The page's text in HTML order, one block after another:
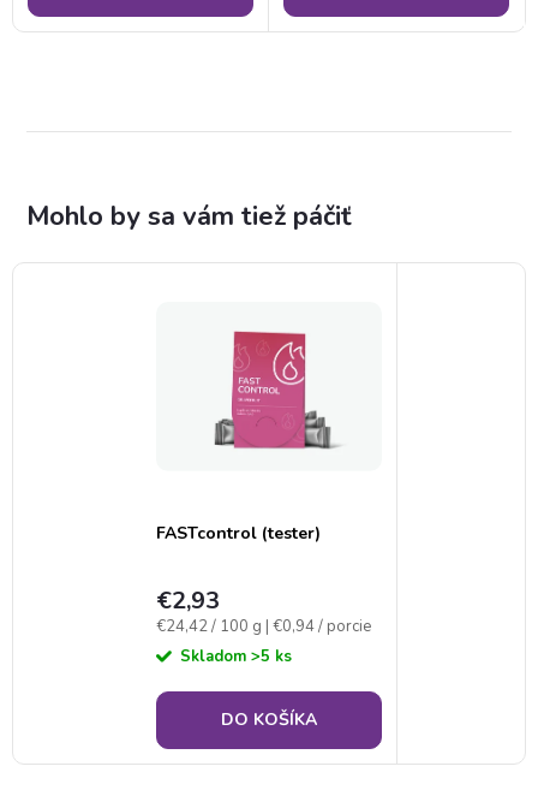
FASTcontrol (tester)
€2,93
Jednotková
cena:
€24,42 / 100 g | €0,94 / porcie
Skladom >5 ks
DO KOŠÍKA